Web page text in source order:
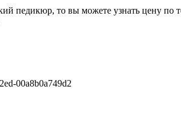
педикюр, то вы можете узнать цену по